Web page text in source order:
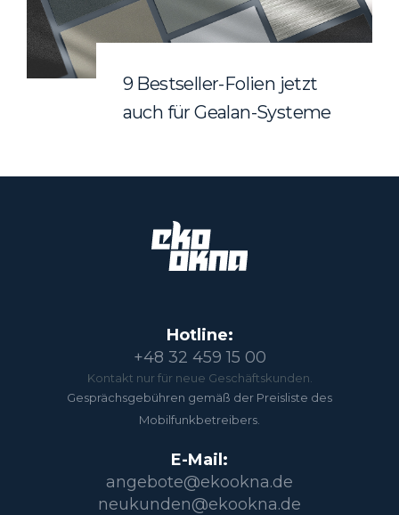
9 Bestseller-Folien jetzt
auch für Gealan-Systeme
Hotline:
+48 32 459 15 00
Kontakt nur für neue Geschäftskunden.
Gesprächsgebühren gemäß der Preisliste des
Mobilfunkbetreibers.
E-Mail:
angebote@ekookna.de
neukunden@ekookna.de